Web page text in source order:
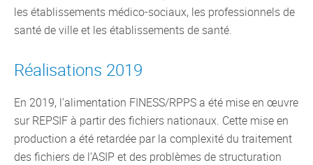
les établissements médico-sociaux, les professionnels de
santé de ville et les établissements de santé.
Réalisations 2019
En 2019, l’alimentation FINESS/RPPS a été mise en œuvre
sur REPSIF à partir des fichiers nationaux. Cette mise en
production a été retardée par la complexité du traitement
des fichiers de l’ASIP et des problèmes de structuration